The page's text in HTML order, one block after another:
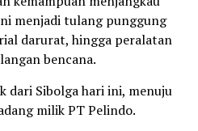
menjadi tulang punggung
darurat, hingga peralatan
bencana.
dari Sibolga hari ini, menuju
milik PT Pelindo.